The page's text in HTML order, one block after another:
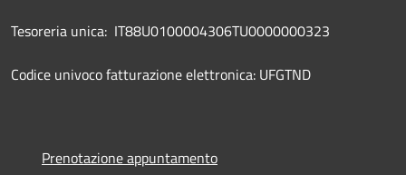
Tesoreria unica: IT88U0100004306TU0000000323
Codice univoco fatturazione elettronica: UFGTND
Prenotazione appuntamento